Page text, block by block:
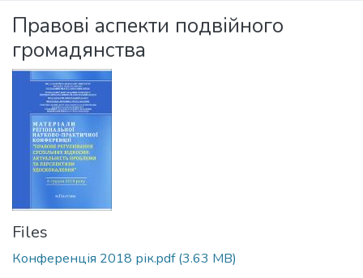
Statistics
Правові аспекти подвійного
громадянства
Files
Конференція 2018 рік.pdf(3.63 MB)